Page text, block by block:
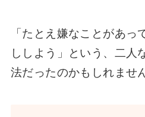
「たとえ嫌なことがあっ
ししよう」という、二人
法だったのかもしれませ